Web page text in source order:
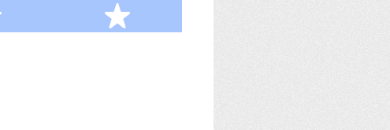
4 Sterne 5 Sterne